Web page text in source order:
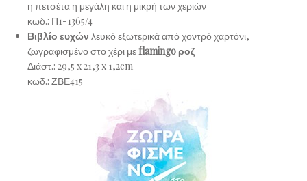
η πετσέτα η μεγάλη και η μικρή των χεριών
κωδ.: Π1-1365/4
Βιβλίο ευχών λευκό εξωτερικά από χοντρό χαρτόνι,
ζωγραφισμένο στο χέρι μεflamingo ροζ
Διάστ.: 29,5 x 21,3 x 1,2cm
κωδ.: ΖΒΕ415